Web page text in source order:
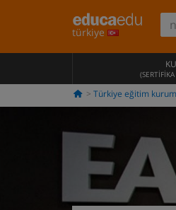
türkiye
Türkiye eğitim